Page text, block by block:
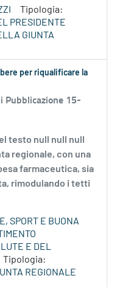
Tipologia:
PRESIDENTE
GIUNTA
per riqualificare la
Pubblicazione 15-
testo null null null
regionale, con una
farmaceutica, sia
rimodulando i tetti
SPORT E BUONA
E DEL
Tipologia:
REGIONALE